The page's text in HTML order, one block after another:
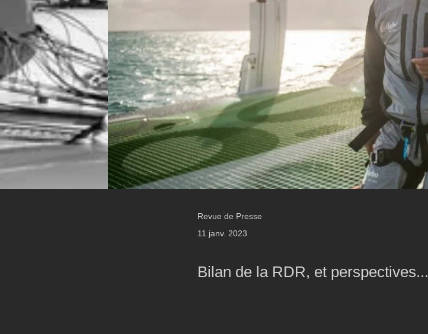
Revue de Presse
11 janv. 2023
Bilan de la RDR, et perspectives...